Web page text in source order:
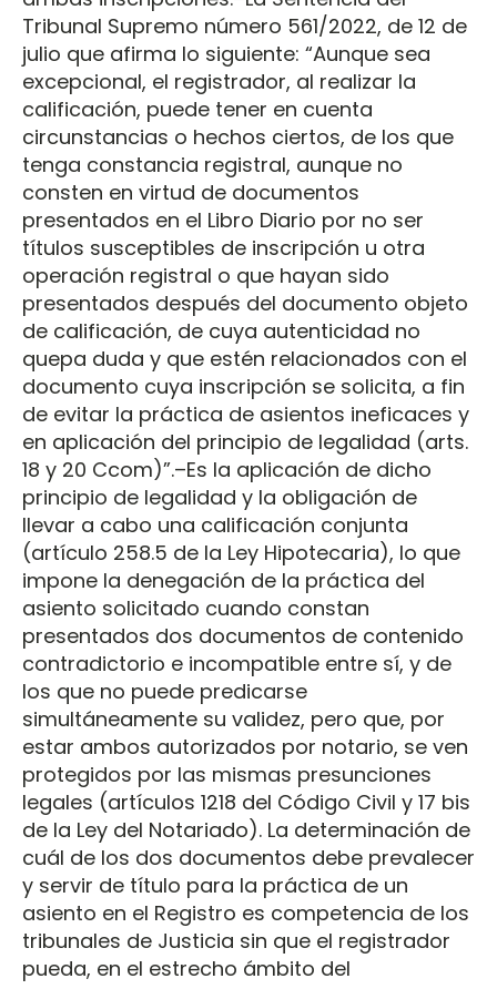
Tribunal Supremo número 561/2022, de 12 de
julio que afirma lo siguiente: “Aunque sea
excepcional, el registrador, al realizar la
calificación, puede tener en cuenta
circunstancias o hechos ciertos, de los que
tenga constancia registral, aunque no
consten en virtud de documentos
presentados en el Libro Diario por no ser
títulos susceptibles de inscripción u otra
operación registral o que hayan sido
presentados después del documento objeto
de calificación, de cuya autenticidad no
quepa duda y que estén relacionados con el
documento cuya inscripción se solicita, a fin
de evitar la práctica de asientos ineficaces y
en aplicación del principio de legalidad (arts.
18 y 20 Ccom)”.–Es la aplicación de dicho
principio de legalidad y la obligación de
llevar a cabo una calificación conjunta
(artículo 258.5 de la Ley Hipotecaria), lo que
impone la denegación de la práctica del
asiento solicitado cuando constan
presentados dos documentos de contenido
contradictorio e incompatible entre sí, y de
los que no puede predicarse
simultáneamente su validez, pero que, por
estar ambos autorizados por notario, se ven
protegidos por las mismas presunciones
legales (artículos 1218 del Código Civil y 17 bis
de la Ley del Notariado). La determinación de
cuál de los dos documentos debe prevalecer
y servir de título para la práctica de un
asiento en el Registro es competencia de los
tribunales de Justicia sin que el registrador
pueda, en el estrecho ámbito del